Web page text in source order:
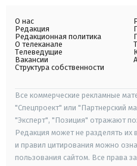
О нас
Редакция
Редакционная политика
О телеканале
Телеведущие
Вакансии
Структура собственности
Все коммерческие рекламные
"Спецпроект" или "Партнерский
"Эксперт", "Позиция" отражают
Редакция может не разделять
и правил цитирования можно
пользования сайтом. Все права